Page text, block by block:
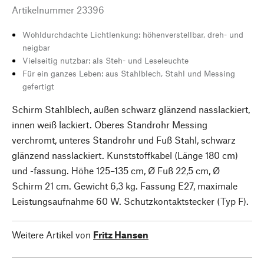
Artikelnummer 23396
Wohldurchdachte Lichtlenkung: höhenverstellbar, dreh- und
neigbar
Vielseitig nutzbar: als Steh- und Leseleuchte
Für ein ganzes Leben: aus Stahlblech, Stahl und Messing
gefertigt
Schirm Stahlblech, außen schwarz glänzend nasslackiert,
innen weiß lackiert. Oberes Standrohr Messing
verchromt, unteres Standrohr und Fuß Stahl, schwarz
glänzend nasslackiert. Kunststoffkabel (Länge 180 cm)
und -fassung. Höhe 125–135 cm, Ø Fuß 22,5 cm, Ø
Schirm 21 cm. Gewicht 6,3 kg. Fassung E27, maximale
Leistungsaufnahme 60 W. Schutzkontaktstecker (Typ F).
Weitere Artikel von Fritz Hansen